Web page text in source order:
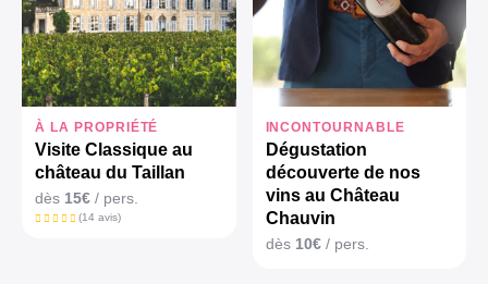
À LA PROPRIÉTÉ
Visite Classique au
château du Taillan
dès 15€ / pers.
(14 avis)
INCONTOURNABLE
Dégustation
découverte de nos
vins au Château
Chauvin
dès 10€/ pers.